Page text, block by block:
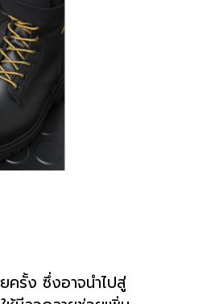
ครั้ง ซึ่งอาจนำไปสู่